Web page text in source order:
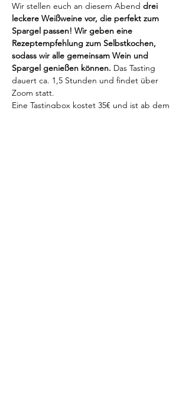
Wir stellen euch an diesem Abend drei
leckere Weißweine vor, die perfekt zum
Spargel passen! Wir geben eine
Rezeptempfehlung zum Selbstkochen,
sodass wir alle gemeinsam Wein und
Spargel genießen können. Das Tasting
dauert ca. 1,5 Stunden und findet über
Zoom statt.
Eine Tastingbox kostet 35€ und ist ab dem